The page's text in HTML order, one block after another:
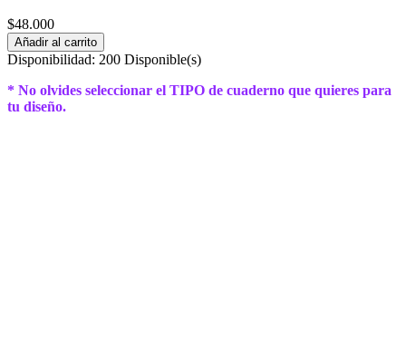
$48.000
Añadir al carrito
Disponibilidad: 200 Disponible(s)
* No olvides seleccionar el TIPO de cuaderno que quieres para
tu diseño.